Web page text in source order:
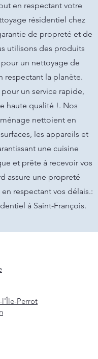
en respectant votre
résidentiel chez
de propreté et de
utilisons des produits
un nettoyage de
respectant la planète.
un service rapide,
haute qualité !. Nos
nettoient en
les appareils et
une cuisine
et prête à recevoir vos
assure une propreté
respectant vos délais.:
à Saint-François.
l'Île-Perrot